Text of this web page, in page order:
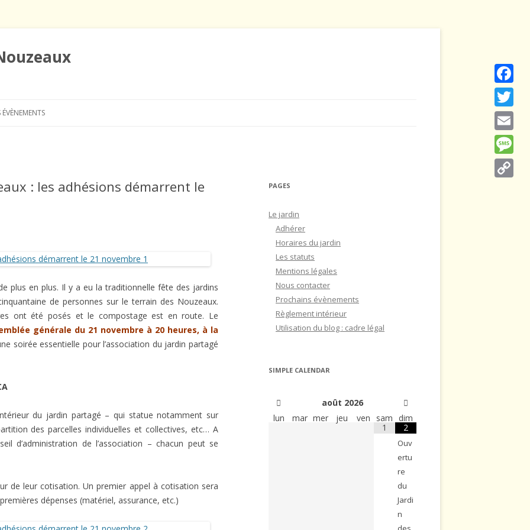
LÉGALES
: les adhésions démarrent le
plus en plus. Il y a eu la traditionnelle fête des jardins
de personnes sur le terrain des Nouzeaux.
ont été posés et le compostage est en route. Le
générale du 21 novembre à 20 heures, à la
soirée essentielle pour l’association du jardin partagé
du jardin partagé – qui statue notamment sur
des parcelles individuelles et collectives, etc… A
d’administration de l’association – chacun peut se
de leur cotisation. Un premier appel à cotisation sera
dépenses (matériel, assurance, etc.)
PAGES
Le jardin
Adhérer
Horaires du jardin
Les statuts
Mentions légales
Nous contacter
Prochains évènements
Règlement intérieur
Utilisation du blog : cadre légal
SIMPLE CALENDAR
août 2026
lun
mar mer jeu ven sam
dim
1
2
Ouv
ertu
re
du
Jardi
n
Twitter
Email
Message